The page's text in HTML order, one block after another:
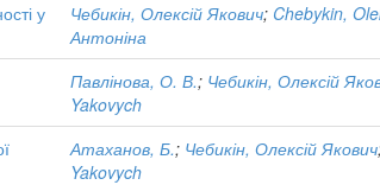
у
Чебикін, Олексій Якович; Chebykin,
Антоніна
Павлінова, О. В.; Чебикін, Олексій
Yakovych
Атаханов, Б.; Чебикін, Олексій Якович
Yakovych